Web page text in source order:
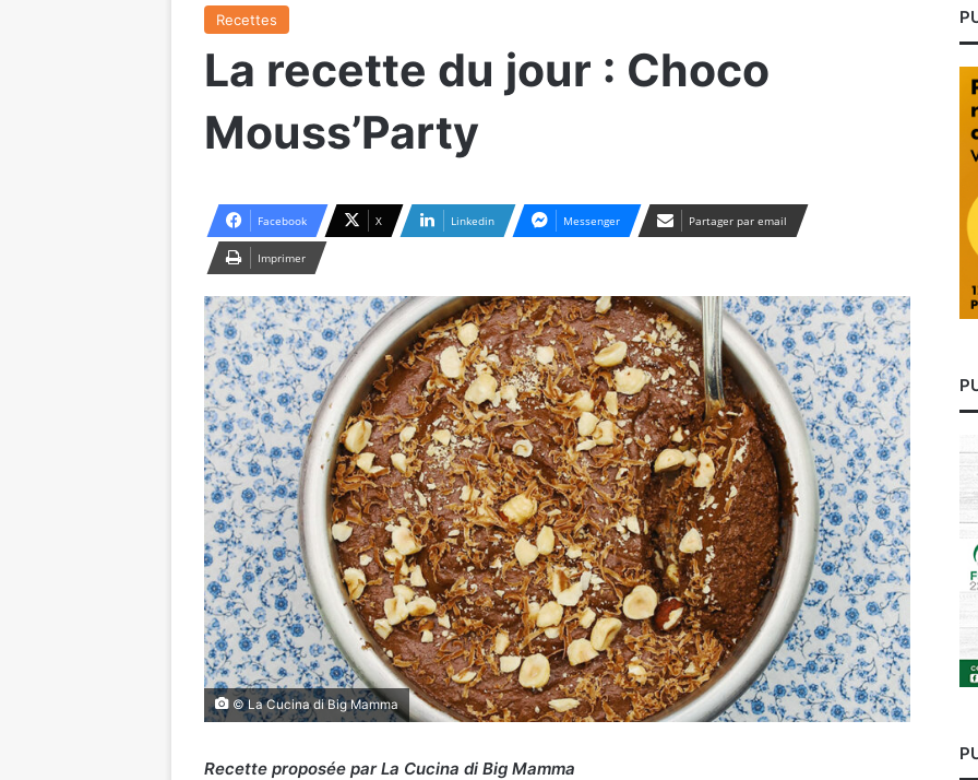
Recettes
La recette du jour : Choco
Mouss’Party
Facebook X Linkedin Messenger Partager par email
Imprimer
© La Cucina di Big Mamma
Recette proposée par La Cucina di Big Mamma